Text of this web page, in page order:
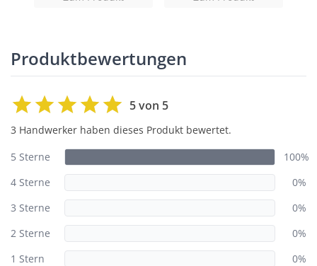
Produktbewertungen
5 von 5
3 Handwerker haben dieses Produkt bewertet.
5 Sterne
100%
4 Sterne
0%
3 Sterne
0%
2 Sterne
0%
1 Stern
0%